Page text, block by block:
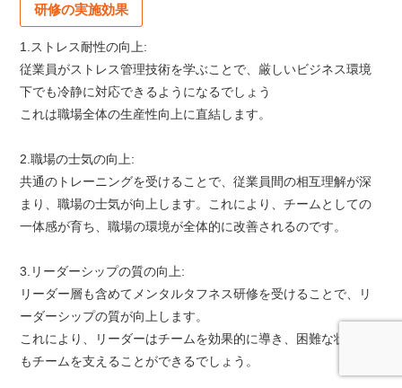
研修の実施効果
1.ストレス耐性の向上:
従業員がストレス管理技術を学ぶことで、厳しいビジネス環境
下でも冷静に対応できるようになるでしょう
これは職場全体の生産性向上に直結します。
2.職場の士気の向上:
共通のトレーニングを受けることで、従業員間の相互理解が深
まり、職場の士気が向上します。これにより、チームとしての
一体感が育ち、職場の環境が全体的に改善されるのです。
3.リーダーシップの質の向上:
リーダー層も含めてメンタルタフネス研修を受けることで、リ
ーダーシップの質が向上します。
これにより、リーダーはチームを効果的に導き、困難な状況で
もチームを支えることができるでしょう。